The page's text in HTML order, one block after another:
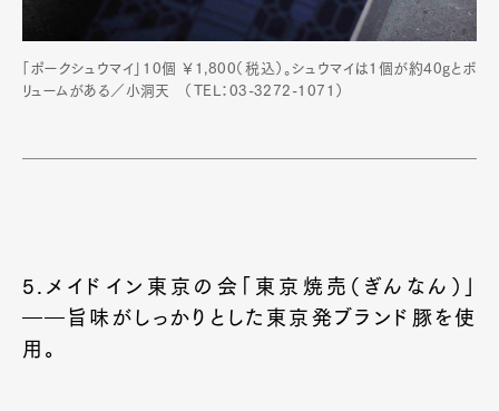
「ポークシュウマイ」10個 ￥1,800（税込）。シュウマイは1個が約40gとボ
リュームがある／小洞天 （TEL：03-3272-1071）
5.メイドイン東京の会「東京焼売（ぎんなん）」
――旨味がしっかりとした東京発ブランド豚を使
用。